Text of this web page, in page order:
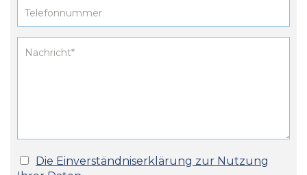
Die Einverständniserklärung zur Nutzung